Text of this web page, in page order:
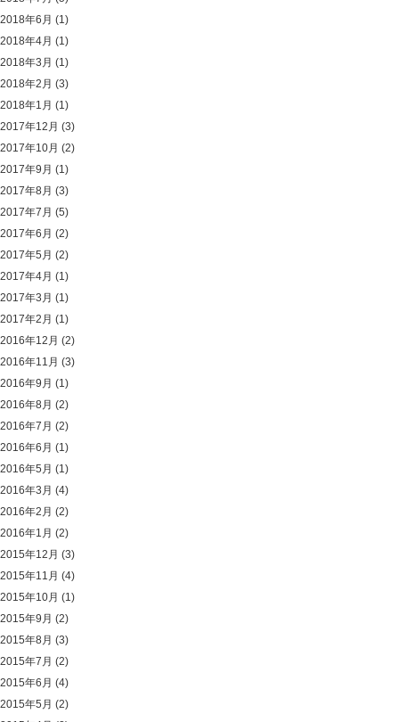
2018年6月 (1)
2018年4月 (1)
2018年3月 (1)
2018年2月 (3)
2018年1月 (1)
2017年12月 (3)
2017年10月 (2)
2017年9月 (1)
2017年8月 (3)
2017年7月 (5)
2017年6月 (2)
2017年5月 (2)
2017年4月 (1)
2017年3月 (1)
2017年2月 (1)
2016年12月 (2)
2016年11月 (3)
2016年9月 (1)
2016年8月 (2)
2016年7月 (2)
2016年6月 (1)
2016年5月 (1)
2016年3月 (4)
2016年2月 (2)
2016年1月 (2)
2015年12月 (3)
2015年11月 (4)
2015年10月 (1)
2015年9月 (2)
2015年8月 (3)
2015年7月 (2)
2015年6月 (4)
2015年5月 (2)